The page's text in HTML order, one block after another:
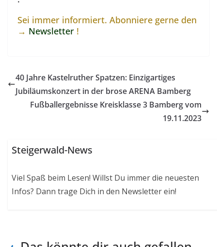
Sei immer informiert. Abonniere gerne den
→ Newsletter !
40 Jahre Kastelruther Spatzen: Einzigartiges
Jubiläumskonzert in der brose ARENA Bamberg
Fußballergebnisse Kreisklasse 3 Bamberg vom
19.11.2023
Steigerwald-News
Viel Spaß beim Lesen! Willst Du immer die neuesten
Infos? Dann trage Dich in den Newsletter ein!